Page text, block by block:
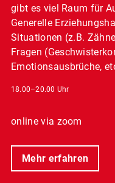
gibt es viel Raum für
Generelle
Situationen (z.B.
Fragen
Emotionsausbrüche,
18.00–20.00 Uhr
online via zoom
Mehr erfahren